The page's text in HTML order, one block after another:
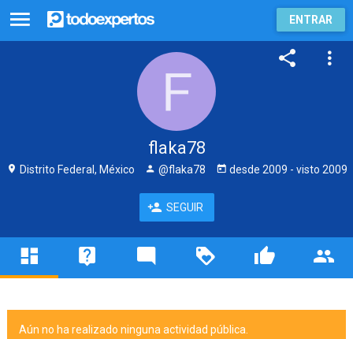
ENTRAR
flaka78
Distrito Federal, México @flaka78 desde 2009 - visto 2009
SEGUIR
Aún no ha realizado ninguna actividad pública.